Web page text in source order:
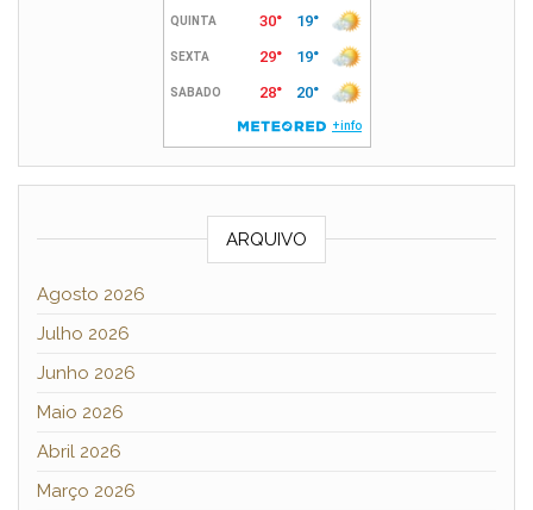
ARQUIVO
Agosto 2026
Julho 2026
Junho 2026
Maio 2026
Abril 2026
Março 2026